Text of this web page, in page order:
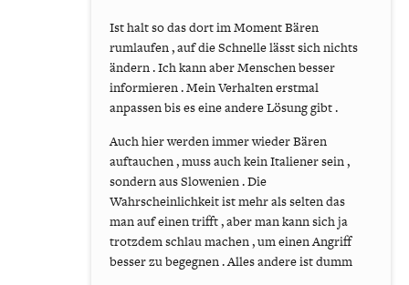
Ist halt so das dort im Moment Bären
rumlaufen , auf die Schnelle lässt sich nichts
ändern . Ich kann aber Menschen besser
informieren . Mein Verhalten erstmal
anpassen bis es eine andere Lösung gibt .
Auch hier werden immer wieder Bären
auftauchen , muss auch kein Italiener sein ,
sondern aus Slowenien . Die
Wahrscheinlichkeit ist mehr als selten das
man auf einen trifft , aber man kann sich ja
trotzdem schlau machen , um einen Angriff
besser zu begegnen . Alles andere ist dumm